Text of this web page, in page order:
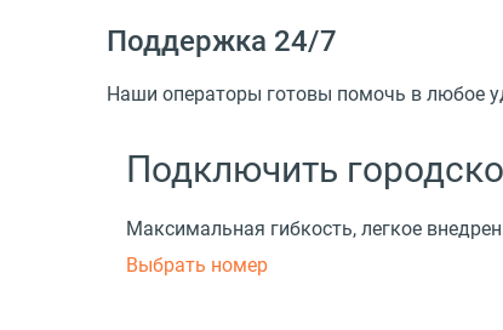
Поддержка 24/7
Наши операторы готовы помочь в любое
Подключить
Максимальная гибкость, легкое
Выбрать номер